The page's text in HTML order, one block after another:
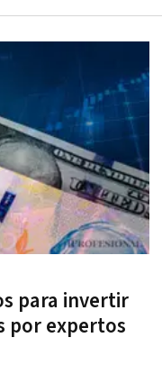
para invertir
por expertos